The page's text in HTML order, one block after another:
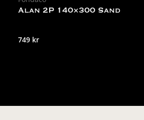
Alan 2P 140×300 Sand
749 kr